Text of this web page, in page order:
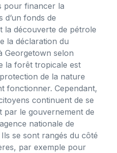
pour financer la
d’un fonds de
la découverte de pétrole
la déclaration du
Georgetown selon
la forêt tropicale est
de la nature
fonctionner. Cependant,
continuent de se
par le gouvernement de
nationale de
se sont rangés du côté
par exemple pour